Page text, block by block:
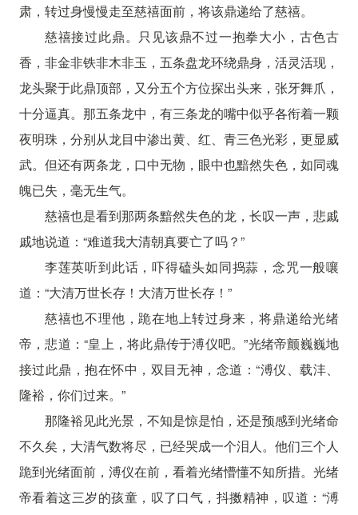
肃，转过身慢慢走至慈禧面前，将该鼎递给了慈禧。
慈禧接过此鼎。只见该鼎不过一抱拳大小，古色古
香，非金非铁非木非玉，五条盘龙环绕鼎身，活灵活现，
龙头聚于此鼎顶部，又分五个方位探出头来，张牙舞爪，
十分逼真。那五条龙中，有三条龙的嘴中似乎各衔着一颗
夜明珠，分别从龙目中渗出黄、红、青三色光彩，更显威
武。但还有两条龙，口中无物，眼中也黯然失色，如同魂
魄已失，毫无生气。
慈禧也是看到那两条黯然失色的龙，长叹一声，悲戚
戚地说道：“难道我大清朝真要亡了吗？”
李莲英听到此话，吓得磕头如同捣蒜，念咒一般嚷
道：“大清万世长存！大清万世长存！”
慈禧也不理他，跪在地上转过身来，将鼎递给光绪
帝，悲道：“皇上，将此鼎传于溥仪吧。”光绪帝颤巍巍地
接过此鼎，抱在怀中，双目无神，念道：“溥仪、载沣、
隆裕，你们过来。”
那隆裕见此光景，不知是惊是怕，还是预感到光绪命
不久矣，大清气数将尽，已经哭成一个泪人。他们三个人
跪到光绪面前，溥仪在前，看着光绪懵懂不知所措。光绪
帝看着这三岁的孩童，叹了口气，抖擞精神，叹道：“溥